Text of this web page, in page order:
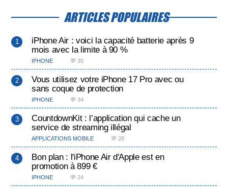
ARTICLES POPULAIRES
iPhone Air : voici la capacité batterie après 9
mois avec la limite à 90 %
IPHONE 💬 35
Vous utilisez votre iPhone 17 Pro avec ou
sans coque de protection
IPHONE 💬 34
CountdownKit : l’application qui cache un
service de streaming illégal
APPLICATIONS MOBILE 💬 28
Bon plan : l'iPhone Air d'Apple est en
promotion à 899 €
IPHONE 💬 24